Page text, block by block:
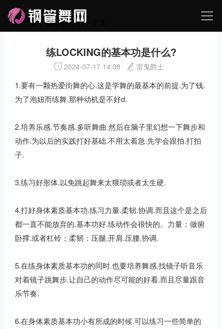
主页>钢管舞资讯> 正文
练LOCKING的基本功是什么?
2024-07-17 14:08 雷鬼爵士
1.要有一颗热爱街舞的心.这是学舞的最基本的前提.为了钱.
为了泡妞而练舞.那种动机是不好d.
2.培养乐感.节奏感.多听舞曲.然后在脑子里幻想一下舞步和
动作.为以后的实践打好基础.不用太着急.先学会跟拍.打拍
子.
3.练习好形体.以免跳起舞来太猥琐或者太生硬.
4.打好身体素质基本功.练习力量.柔韧.协调.而且这个是之后
都一直不能放弃的.基本功好.练动作会很快的。力量：做俯
卧撑.或者杠铃；柔韧：压腿.开肩.压腰.协调.
5.在练身体素质基本功的同时.也要培养舞感.找镜子听音乐
对着镜子跳舞步.让自己的动作尽可能的好看.而且尽量跟音
乐节奏.
6.在身体素质基本功小有所成的时候.可以练习一些简单的